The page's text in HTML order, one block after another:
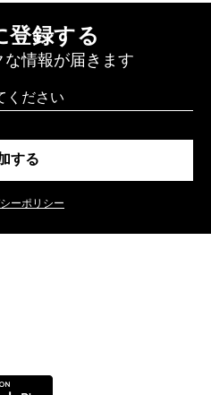
登録する
情報が届きます
する
ーポリシー